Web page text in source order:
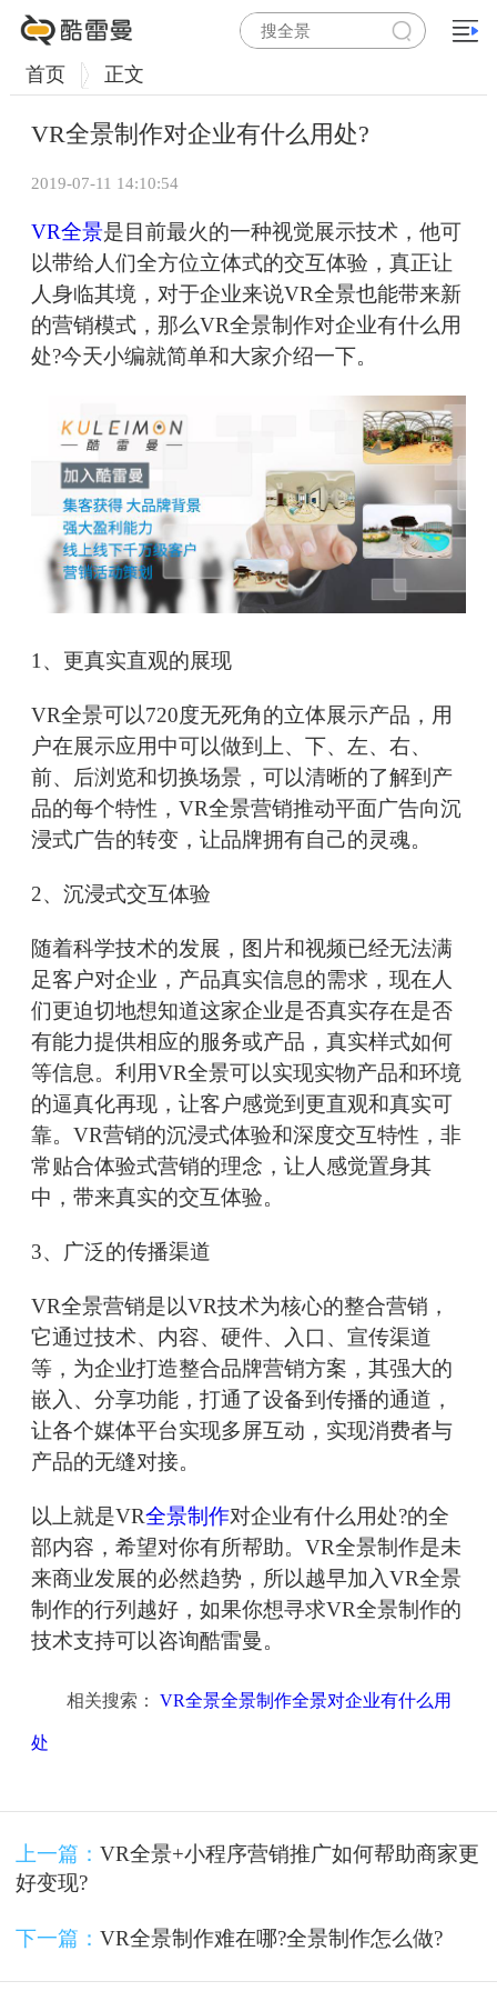
首页 正文
VR全景制作对企业有什么用处?
2019-07-11 14:10:54
VR全景是目前最火的一种视觉展示技术，他可
以带给人们全方位立体式的交互体验，真正让
人身临其境，对于企业来说VR全景也能带来新
的营销模式，那么VR全景制作对企业有什么用
处?今天小编就简单和大家介绍一下。
1、更真实直观的展现
VR全景可以720度无死角的立体展示产品，用
户在展示应用中可以做到上、下、左、右、
前、后浏览和切换场景，可以清晰的了解到产
品的每个特性，VR全景营销推动平面广告向沉
浸式广告的转变，让品牌拥有自己的灵魂。
2、沉浸式交互体验
随着科学技术的发展，图片和视频已经无法满
足客户对企业，产品真实信息的需求，现在人
们更迫切地想知道这家企业是否真实存在是否
有能力提供相应的服务或产品，真实样式如何
等信息。利用VR全景可以实现实物产品和环境
的逼真化再现，让客户感觉到更直观和真实可
靠。VR营销的沉浸式体验和深度交互特性，非
常贴合体验式营销的理念，让人感觉置身其
中，带来真实的交互体验。
3、广泛的传播渠道
VR全景营销是以VR技术为核心的整合营销，
它通过技术、内容、硬件、入口、宣传渠道
等，为企业打造整合品牌营销方案，其强大的
嵌入、分享功能，打通了设备到传播的通道，
让各个媒体平台实现多屏互动，实现消费者与
产品的无缝对接。
以上就是VR全景制作对企业有什么用处?的全
部内容，希望对你有所帮助。VR全景制作是未
来商业发展的必然趋势，所以越早加入VR全景
制作的行列越好，如果你想寻求VR全景制作的
技术支持可以咨询酷雷曼。
相关搜索： VR全景全景制作全景对企业有什么用
处
上一篇： VR全景+小程序营销推广如何帮助商家更
好变现?
下一篇： VR全景制作难在哪?全景制作怎么做?